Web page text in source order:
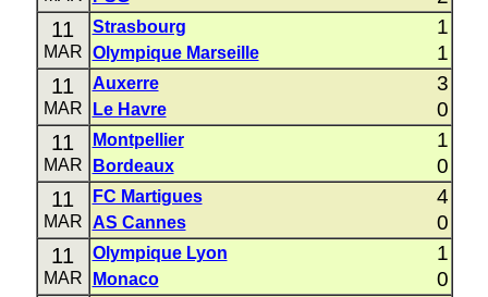
11
MAR
Strasbourg 1
Olympique Marseille 1
11
MAR
Auxerre 3
Le Havre 0
11
MAR
Montpellier 1
Bordeaux 0
11
MAR
FC Martigues 4
AS Cannes 0
11
MAR
Olympique Lyon 1
Monaco 0